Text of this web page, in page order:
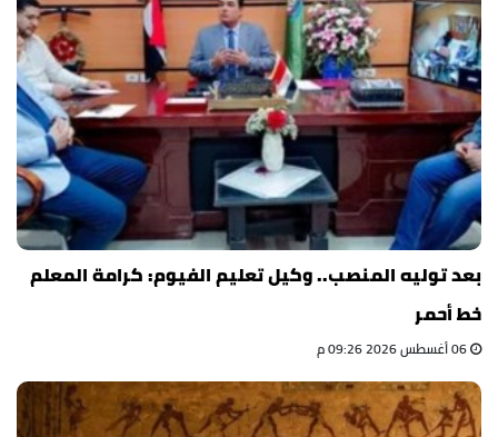
بعد توليه المنصب.. وكيل تعليم الفيوم: كرامة المعلم
خط أحمر